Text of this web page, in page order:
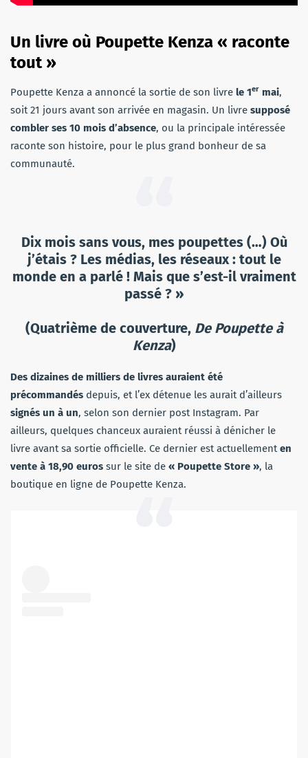
Un livre où Poupette Kenza « raconte
tout »
Poupette Kenza a annoncé la sortie de son livre le 1er mai,
soit 21 jours avant son arrivée en magasin. Un livre supposé
combler ses 10 mois d’absence, ou la principale intéressée
raconte son histoire, pour le plus grand bonheur de sa
communauté.
Dix mois sans vous, mes poupettes (…) Où
j’étais ? Les médias, les réseaux : tout le
monde en a parlé ! Mais que s’est-il vraiment
passé ? »
(Quatrième de couverture, De Poupette à
Kenza)
Des dizaines de milliers de livres auraient été
précommandés depuis, et l’ex détenue les aurait d’ailleurs
signés un à un, selon son dernier post Instagram. Par
ailleurs, quelques chanceux auraient réussi à dénicher le
livre avant sa sortie officielle. Ce dernier est actuellementen
vente à 18,90 euros sur le site de « Poupette Store », la
boutique en ligne de Poupette Kenza.